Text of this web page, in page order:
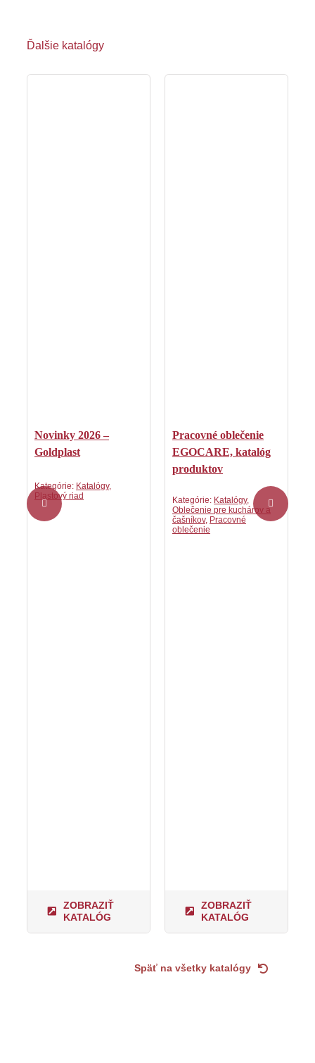
Ďalšie katalógy
Novinky 2026 –
Goldplast
Kategórie: Katalógy,
Plastový riad
ZOBRAZIŤ
KATALÓG
Pracovné oblečenie
EGOCARE, katalóg
produktov
Kategórie: Katalógy,
Oblečenie pre kuchárov a
čašníkov, Pracovné
oblečenie
ZOBRAZIŤ
KATALÓG
Späť na všetky katalógy